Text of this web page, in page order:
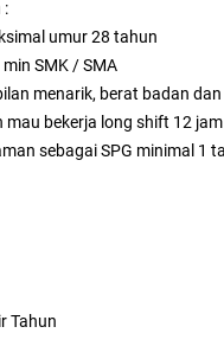
:
umur 28 tahun
SMK / SMA
menarik, berat badan
mau bekerja long shift 12
sebagai SPG minimal 1
Tahun